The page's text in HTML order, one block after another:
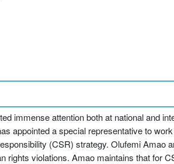
immense attention both at national and
appointed a special representative to
(CSR) strategy. Olufemi Amao
violations. Amao maintains that for